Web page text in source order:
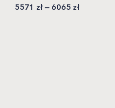
5571 zł – 6065 zł